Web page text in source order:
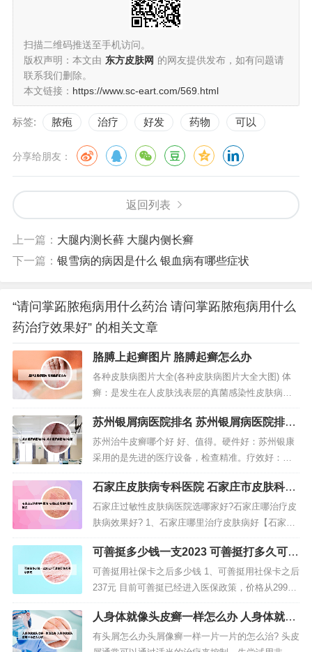
扫描二维码推送至手机访问。
版权声明：本文由 东方皮肤网 的网友提供发布，如有问题请
联系我们删除。
本文链接： https://www.sc-eart.com/569.html
标签: 脓疱 治疗 好发 药物 可以
分享给朋友：
返回列表
上一篇： 大腿内测长藓 大腿内侧长癣
下一篇： 银雪病的病因是什么 银血病有哪些症状
“请问掌跖脓疱病用什么药治 请问掌跖脓疱病用什么
药治疗效果好” 的相关文章
胳膊上起癣图片 胳膊起癣怎么办
各种皮肤病图片大全(各种皮肤病图片大全大图) 体
癣：是发生在人皮肤浅表层的真菌感染性皮肤病，
分为直接接触和间接接触传染。主要表现为红色斑
块、干鳞湿硬、皮肤瘙痒、多环重叠。这些皮肤病
主要体现在皮肤易瘙痒、手足会皲裂等。银屑病图
片 人体100种皮肤病对照图片：银屑病 银屑病是一
种自身免疫性疾病。症状通常...
苏州银屑病医院排名 苏州银屑病医院排名
第一
苏州治牛皮癣哪个好 好、值得。硬件好：苏州银康
采用的是先进的医疗设备，检查精准。疗效好：在
苏州银康诊治的皮肤银屑病患者都已好转，治疗效
果很好。所以该医院很值得去。在苏州哪家治疗皮
肤病医院好？这个我最清楚。。因为我在苏州呆了2
0几年了。。我觉得这家苏州乐桥皮肤专科 还不
错。。你可以去看看。希望我的回答...
石家庄皮肤病专科医院 石家庄市皮肤科医
院排名
石家庄过敏性皮肤病医院选哪家好?石家庄哪治疗皮
肤病效果好? 1、石家庄哪里治疗皮肤病好【石家庄
博大皮肤病医院】治疗效果挺好的，我表弟就是在
那里治好的 以前他的脸上有很多痘痘，多的不正常
了，就去博大医院看了看，医生给他开了些中药 服
用过后。2、看皮肤病建议去【石家庄博大皮肤病医
院】去看看，那里有个姓杨...
可善挺多少钱一支2023 可善挺打多久可以
停药
可善挺用社保卡之后多少钱 1、可善挺用社保卡之后
237元 目前可善挺已经进入医保政策，价格从2998
元/支降价至1188元/支。北京市城镇职工打可善挺门
诊和住院均可报销，报销后城镇职工仅需自费2
0%，报销年上限50万，城乡居民自费30%，上限25
人身体就像头皮癣一样怎么办 人身体就像
头皮癣一样怎么办呢
有头屑怎么办头屑像癣一样一片一片的怎么治? 头皮